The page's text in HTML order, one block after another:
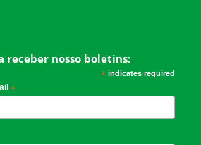
receber nosso boletins:
*indicates required
*